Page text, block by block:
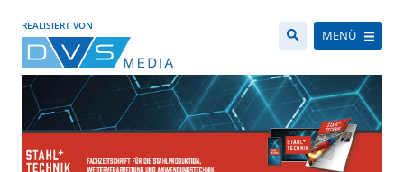
REALISIERT VON
MENÜ